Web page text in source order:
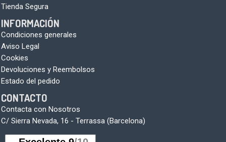
Tienda Segura
INFORMACIÓN
Condiciones generales
Aviso Legal
Cookies
Devoluciones y Reembolsos
Estado del pedido
CONTACTO
Contacta con Nosotros
C/ Sierra Nevada, 16 - Terrassa (Barcelona)